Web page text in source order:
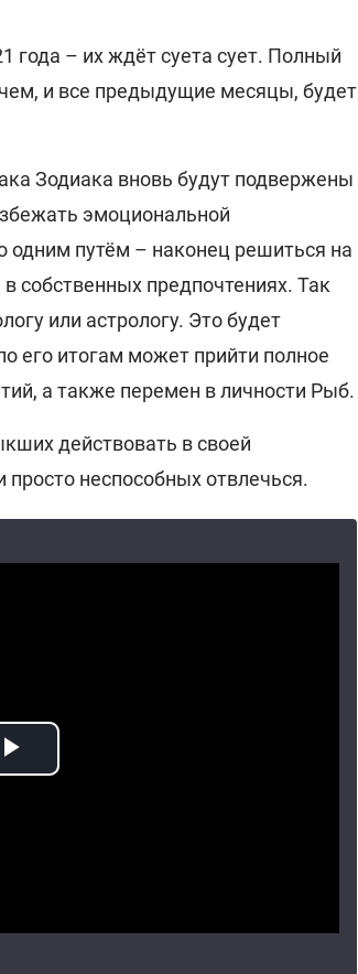
года – их ждёт суета сует. Полный
и все предыдущие месяцы, будет
Зодиака вновь будут подвержены
эмоциональной
одним путём – наконец решиться на
собственных предпочтениях. Так
или астрологу. Это будет
его итогам может прийти полное
а также перемен в личности Рыб.
действовать в своей
неспособных отвлечься.